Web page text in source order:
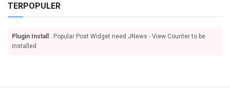
TERPOPULER
Plugin Install
: Popular Post Widget need JNews - View Counter to be
installed